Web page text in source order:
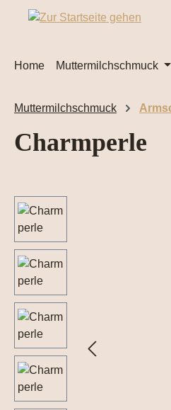
Hauptinhalt springen
Zur Suche springen
Zur Hauptnavigation springen
Home Muttermilchschmuck
Muttermilchschmuck
Charmperle
Bildergalerie überspringen